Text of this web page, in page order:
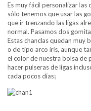
Es muy fácil personalizar las
sólo tenemos que usar las
que ir trenzando las ligas
normal. Pasamos dos
Estas chanclas quedan muy
o de tipo arco iris, aunque
el color de nuestra bolsa de
hacer pulseras de ligas
cada pocos días¡